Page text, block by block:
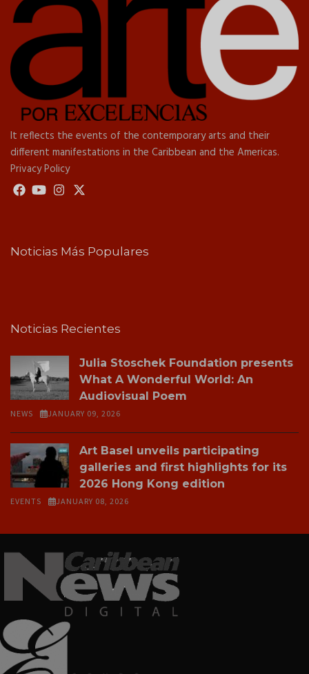
It reflects the events of the contemporary arts and their
different manifestations in the Caribbean and the Americas.
Privacy Policy
Noticias Más Populares
Noticias Recientes
Julia Stoschek Foundation presents
What A Wonderful World: An
Audiovisual Poem
NEWS JANUARY 09, 2026
Art Basel unveils participating
galleries and first highlights for its
2026 Hong Kong edition
EVENTS JANUARY 08, 2026